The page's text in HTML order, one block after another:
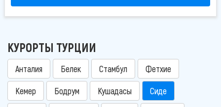
КУРОРТЫ ТУРЦИИ
Анталия Белек Стамбул Фетхие
Кемер Бодрум Кушадасы Сиде